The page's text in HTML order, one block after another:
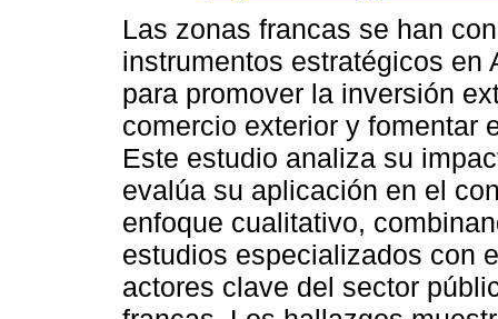
Las zonas francas se han
instrumentos estratégicos en
para promover la inversión
comercio exterior y fomentar
Este estudio analiza su
evalúa su aplicación en el
enfoque cualitativo,
estudios especializados con
actores clave del sector